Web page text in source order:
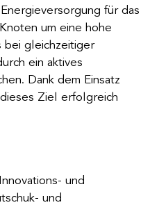
für das
um eine hohe
bei gleichzeitiger
ein aktives
Dank dem Einsatz
Ziel erfolgreich
und
und